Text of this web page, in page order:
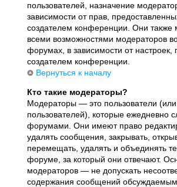
пользователей, назначение
зависимости от прав,
создателем конференции. Они также
всеми возможностями модераторов
форумах, в зависимости от настроек,
создателем конференции.
Вернуться к началу
Кто такие модераторы?
Модераторы — это пользователи
пользователей), которые ежедневно
форумами. Они имеют право
удалять сообщения, закрывать,
перемещать, удалять и объединять
форуме, за который они отвечают.
модераторов — не допускать
содержания сообщений